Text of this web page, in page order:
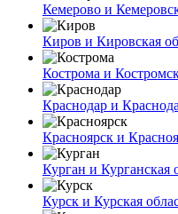
Кемерово и
Киров и Кировская
Кострома и
Краснодар и
Красноярск и
Курган и Курганская
Курск и Курская